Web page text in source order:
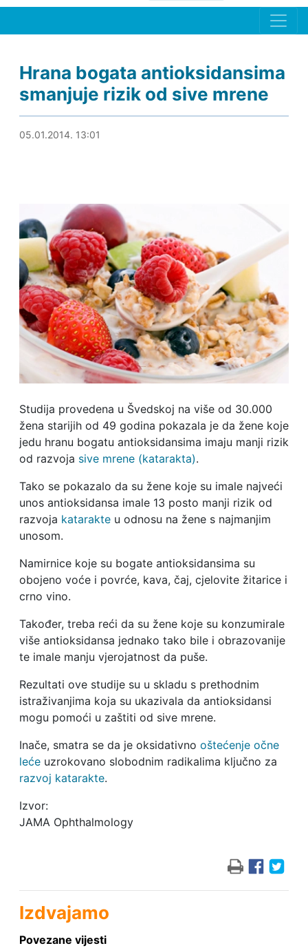
Hrana bogata antioksidansima
smanjuje rizik od sive mrene
05.01.2014. 13:36
05.01.2014. 13:01
Studija provedena u Švedskoj na više od 30.000
žena starijih od 49 godina pokazala je da žene koje
jedu hranu bogatu antioksidansima imaju manji rizik
od razvoja sive mrene (katarakta).
Tako se pokazalo da su žene koje su imale najveći
unos antioksidansa imale 13 posto manji rizik od
razvoja katarakteu odnosu na žene s najmanjim
unosom.
Namirnice koje su bogate antioksidansima su
obojeno voće i povrće, kava, čaj, cjelovite žitarice i
crno vino.
Također, treba reći da su žene koje su konzumirale
više antioksidansa jednako tako bile i obrazovanije
te imale manju vjerojatnost da puše.
Rezultati ove studije su u skladu s prethodnim
istraživanjima koja su ukazivala da antioksidansi
mogu pomoći u zaštiti od sive mrene.
Inače, smatra se da je oksidativno oštećenje očne
lećeuzrokovano slobodnim radikalima ključno za
razvoj katarakte.
Izvor:
JAMA Ophthalmology
Izdvajamo
Povezane vijesti